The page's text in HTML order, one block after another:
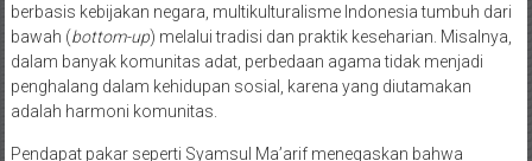
berbasis kebijakan negara, multikulturalisme Indonesia tumbuh dari
bawah (bottom-up) melalui tradisi dan praktik keseharian. Misalnya,
dalam banyak komunitas adat, perbedaan agama tidak menjadi
penghalang dalam kehidupan sosial, karena yang diutamakan
adalah harmoni komunitas.
Pendapat pakar seperti Syamsul Ma’arif menegaskan bahwa